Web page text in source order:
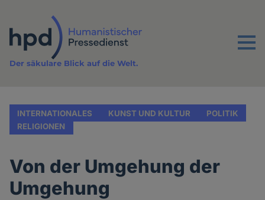
Inhalt
Menu
Der säkulare Blick auf die Welt.
INTERNATIONALES KUNST UND KULTUR
POLITIK
RELIGIONEN
Von der Umgehung der
Umgehung